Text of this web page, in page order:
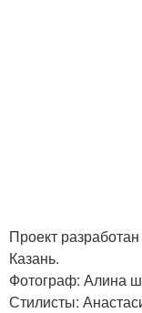
Проект
Казань.
Фотограф: Алина
Стилисты: